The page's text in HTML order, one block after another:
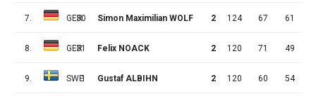
7. GER
30 Simon Maximilian WOLF 2 124 67 61
8. GER
31 Felix NOACK 2 120 71 49
9. SWE1 Gustaf ALBIHN 2 120 60 54